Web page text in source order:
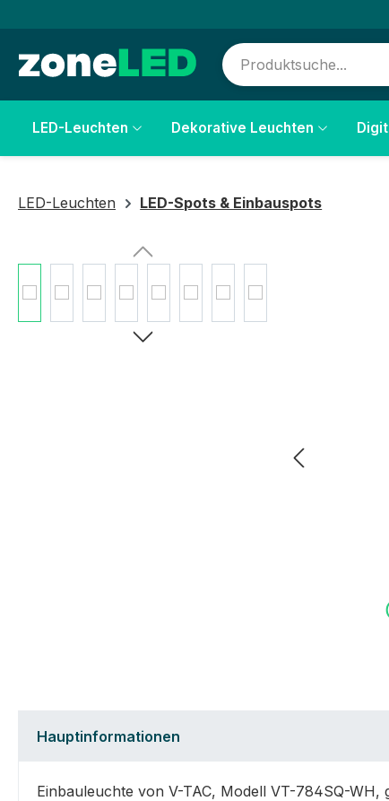
LED-Leuchten Dekorative Leuchten
LED-Leuchten LED-Spots & Einbauspots
Hauptinformationen
Einbauleuchte von V-TAC, Modell VT-784SQ-WH,